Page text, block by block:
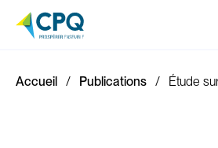
Accueil Publications Étude